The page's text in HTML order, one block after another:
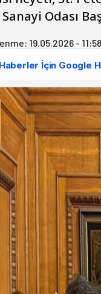
Odası
19.05.2026 - 11:58
İçin Google